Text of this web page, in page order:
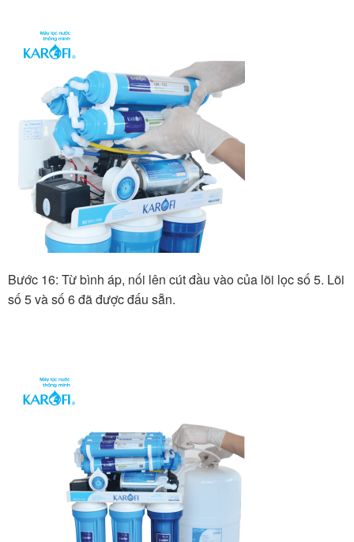
Bước 16: Từ bình áp, nối lên cút đầu vào của lõi lọc số 5. Lõi
số 5 và số 6 đã được đấu sẵn.